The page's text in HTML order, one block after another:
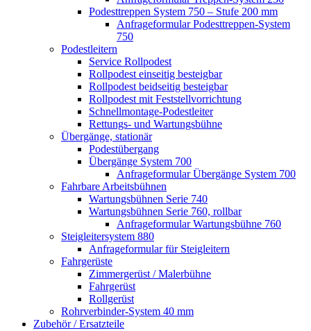
Podesttreppen System 750 – Stufe 200 mm
Anfrageformular Podesttreppen-System
750
Podestleitern
Service Rollpodest
Rollpodest einseitig besteigbar
Rollpodest beidseitig besteigbar
Rollpodest mit Feststellvorrichtung
Schnellmontage-Podestleiter
Rettungs- und Wartungsbühne
Übergänge, stationär
Podestübergang
Übergänge System 700
Anfrageformular Übergänge System 700
Fahrbare Arbeitsbühnen
Wartungsbühnen Serie 740
Wartungsbühnen Serie 760, rollbar
Anfrageformular Wartungsbühne 760
Steigleitersystem 880
Anfrageformular für Steigleitern
Fahrgerüste
Zimmergerüst / Malerbühne
Fahrgerüst
Rollgerüst
Rohrverbinder-System 40 mm
Zubehör / Ersatzteile